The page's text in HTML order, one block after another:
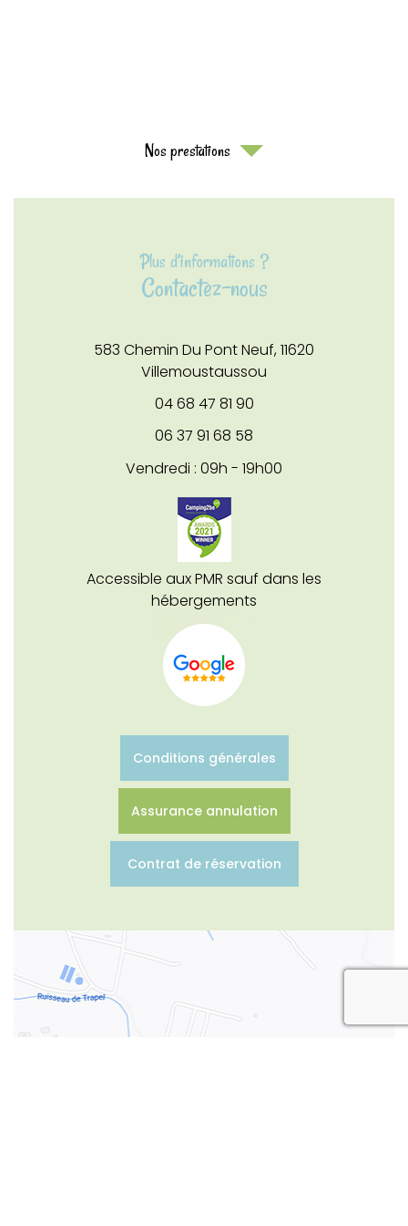
Nos prestations
Plus d’informations ?
Contactez-nous
583 Chemin Du Pont Neuf,11620
Villemoustaussou
04 68 47 81 90
06 37 91 68 58
Vendredi : 09h - 19h00
Accessible aux PMR sauf dans les
hébergements
Conditions générales
Assurance annulation
Contrat de réservation